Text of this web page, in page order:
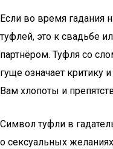
Если во время гадания
туфлей, это к свадьбе
партнёром. Туфля со
гуще означает критику
Вам хлопоты и
Символ туфли в
о сексуальных